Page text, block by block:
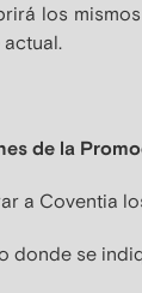
los
de la
a Coventia
donde se